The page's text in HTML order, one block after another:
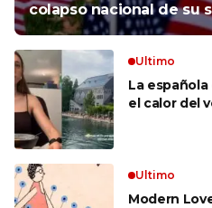
colapso nacional de su
Ultimo
La
el calor del
Ultimo
Modern